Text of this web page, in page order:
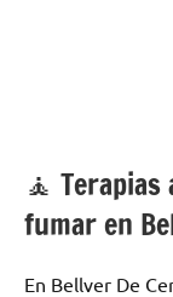
🧘
fumar en
En Bellver De